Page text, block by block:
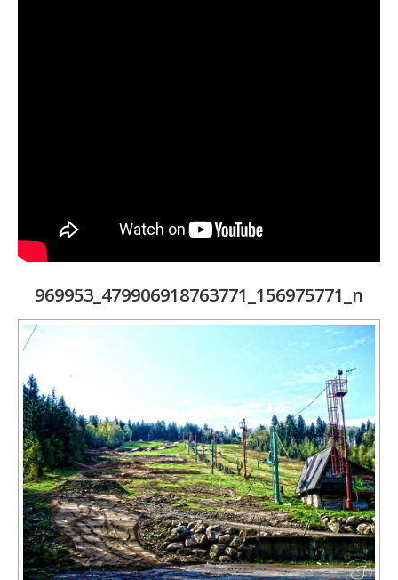
969953_479906918763771_156975771_n